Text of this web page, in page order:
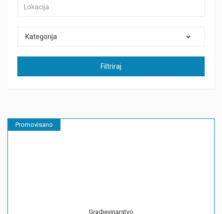
Kategorija
Filtriraj
Promovisano
Gradjevinarstvo